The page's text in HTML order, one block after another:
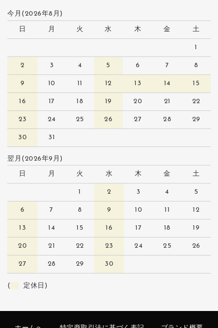
今月(2026年8月)
日 月 火 水 木 金 土
1
2 3 4 5 6 7 8
9 10 11 12 13 14 15
16 17 18 19 20 21 22
23 24 25 26 27 28 29
30 31
翌月(2026年9月)
日 月 火 水 木 金 土
1 2 3 4 5
6 7 8 9 10 11 12
13 14 15 16 17 18 19
20 21 22 23 24 25 26
27 28 29 30
( 定休日)